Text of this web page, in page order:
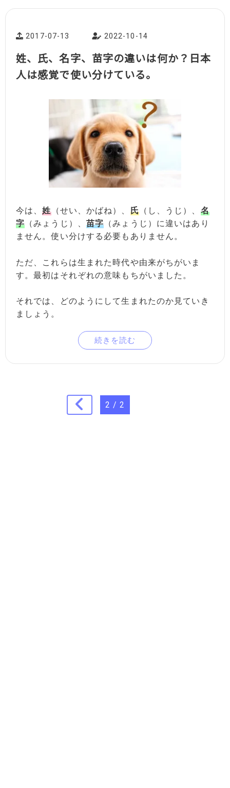
2017-07-13 2022-10-14
姓、氏、名字、苗字の違いは何か？日本
人は感覚で使い分けている。
今は、姓（せい、かばね）、 氏（し、うじ）、 名
字 （みょうじ）、 苗字 （みょうじ）に違いはあり
ません。使い分けする必要もありません。
ただ、これらは生まれた時代や由来がちがいま
す。最初はそれぞれの意味もちがいました。
それでは、どのようにして生まれたのか見ていき
ましょう。
続きを読む
2 / 2